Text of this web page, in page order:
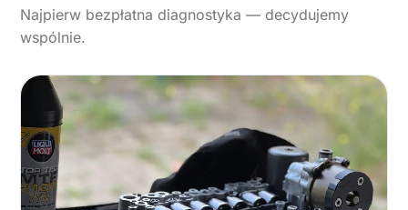
Najpierw bezpłatna diagnostyka — decydujemy
wspólnie.